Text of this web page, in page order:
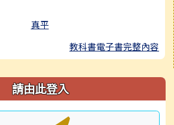
真平
教科書電子書完整內容
請由此登入